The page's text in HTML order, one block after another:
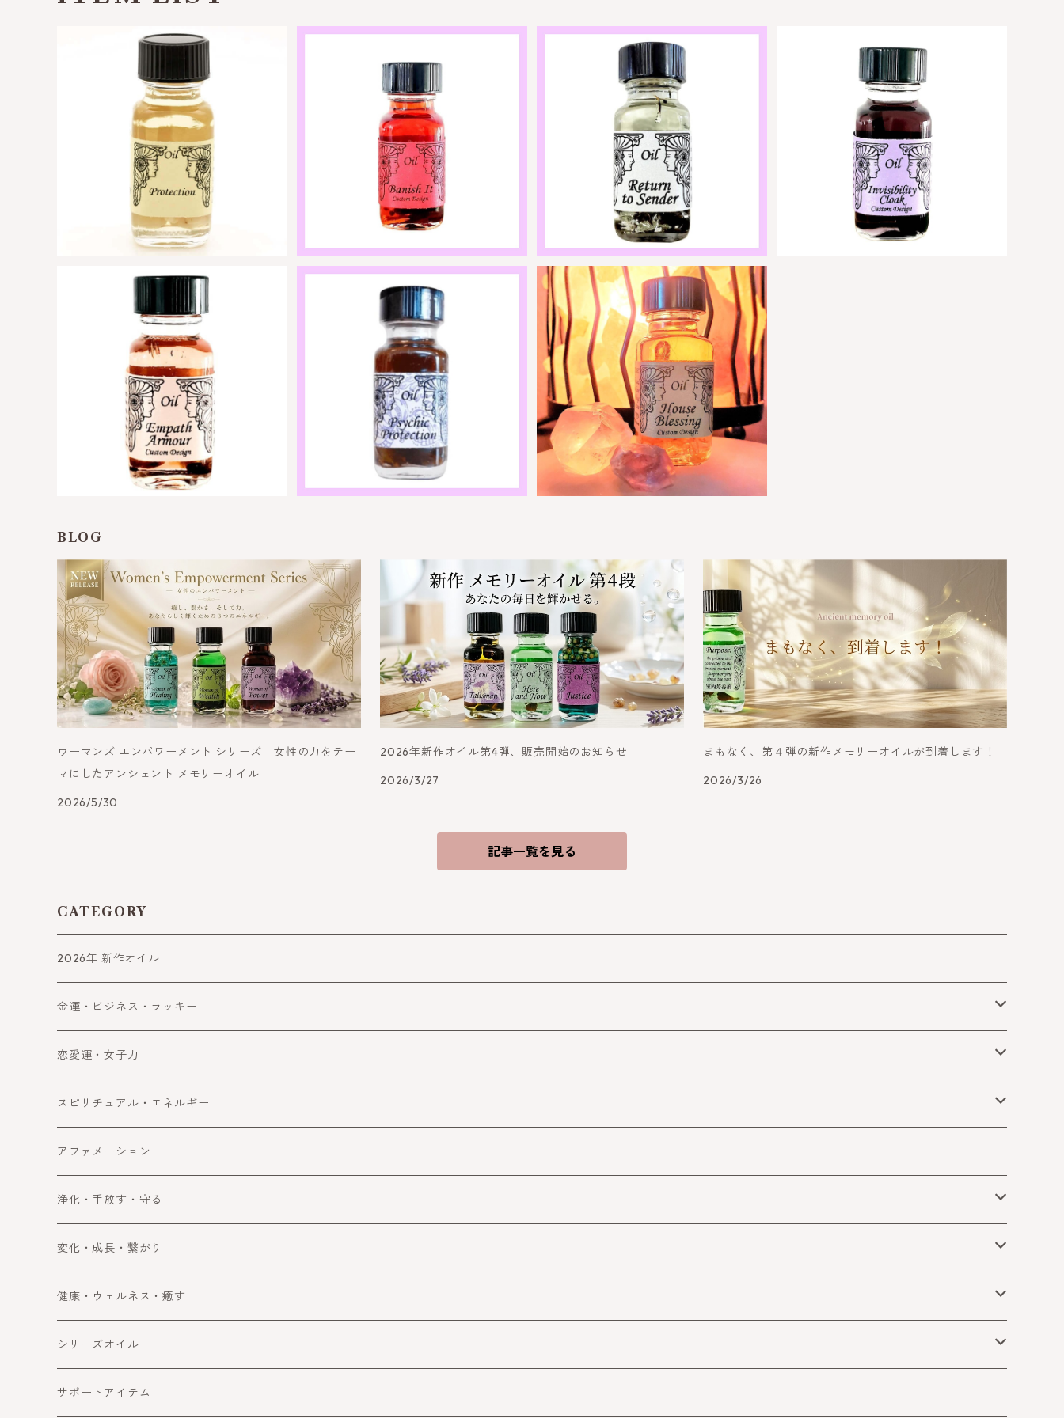
アンシェントメモリーオイル - プロテ
クション(お守り) | ネガティヴなエネ
ルギーを防御・厄除
¥2,950
SOLD OUT
【浄化】メモリーオイル - バニッシ
ュ・イット(悪霊祓い)
¥2,950
・アンシェントメモリーオイル - 跳ね
返す(リターン・トゥ・センダー) | マ
イナスエネルギーを跳ね返す
¥2,950
透明マント - アンシェントメモリーオ
知できなくなる
¥2,950
エンパスの防御服 -アンシェントメモ
リーオイル | 他人のエネルギーを阻止
自分を守る
¥2,950
SOLD OUT
アンシェントメモリーオイル - サイキ
ックプロテクション(スピリチュアルバ
リア) | ネガティブエネルギーをはじ
く
¥2,950
SOLD OUT
ハウスブレッシング(家のお清め)-アン
シェントメモリーオイル 【家や環境の
マイナスエネルギーを取り祓う】★守
り救うシリーズ
¥2,950
SOLD OUT
BLOG
ウーマンズ エンパワーメント シリーズ｜女性の力をテー
マにしたアンシェント メモリーオイル
2026/5/30
2026年新作オイル第4弾、販売開始のお知らせ
2026/3/27
まもなく、第４弾の新作メモリーオイルが到着します！
2026/3/26
記事一覧を見る
CATEGORY
2026年 新作オイル
金運・ビジネス・ラッキー
金運
ビジネス
ラッキー・望みを叶える
成功
恋愛運・女子力
恋愛運
女子力アップ
スピリチュアル・エネルギー
スピリチュアル
エネルギー
アファメーション
浄化・手放す・守る
浄化
手放す
守る・ブロック
障害をよける・乗り越える
変化・成長・繋がり
自分を変える・変化
コミュニケーション
健康・ウェルネス・癒す
健康・ウェルネス
癒す
シリーズオイル
喜びと幸運
サポートアイテム